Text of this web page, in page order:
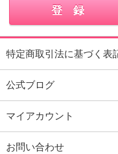
特定商取引法に基づく表
公式ブログ
マイアカウント
お問い合わせ